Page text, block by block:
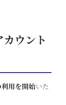
ウント
用を開始いた